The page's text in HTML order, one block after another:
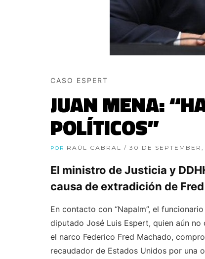
CASO ESPERT
JUAN MENA:
POLÍTICOS”
POR RAÚL CABRAL / 30 DE
El ministro de Justicia y
causa de extradición de
En contacto con “Napalm”, el
diputado José Luis Espert, quien aún
el narco Federico Fred Machado,
recaudador de Estados Unidos por una